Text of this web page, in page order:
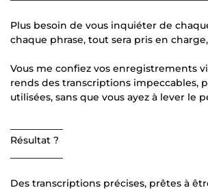
Plus besoin de vous inquiéter de
chaque phrase, tout sera pris en
Vous me confiez vos enregistrements
rends des transcriptions impeccables,
utilisées, sans que vous ayez à lever le
Résultat ?
Des transcriptions précises, prêtes à